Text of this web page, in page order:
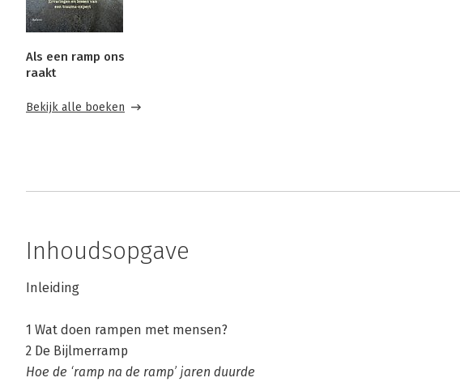
Als een ramp ons
raakt
Bekijk alle boeken
Inhoudsopgave
Inleiding
1 Wat doen rampen met mensen?
2 De Bijlmerramp
Hoe de ‘ramp na de ramp’ jaren duurde